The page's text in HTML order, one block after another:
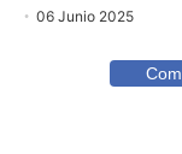
06 Junio 2025